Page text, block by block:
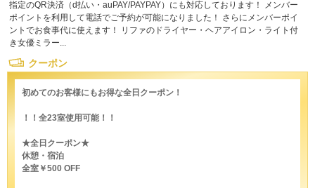
指定のQR決済（d払い・auPAY/PAYPAY）にも対応しております！ メンバー
ポイントを利用して電話でご予約が可能になりました！ さらにメンバーポイ
ントでお食事代に使えます！ リファのドライヤー・ヘアアイロン・ライト付
き女優ミラー...
クーポン
初めてのお客様にもお得な全日クーポン！
！！全23室使用可能！！
★全日クーポン★
休憩・宿泊
全室￥500 OFF